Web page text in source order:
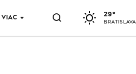
VIAC 29°
BRATISLAVA